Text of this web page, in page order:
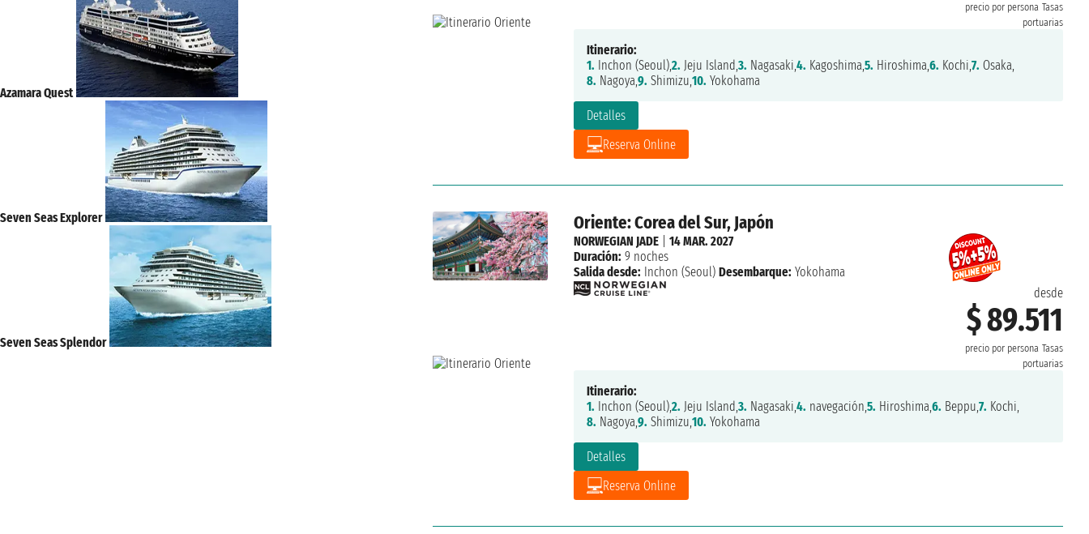
precio por persona Tasas
portuarias
Detalles
Reserva Online
Itinerario:
1. Inchon (Seoul),2. Jeju Island,3. Nagasaki,4. Kagoshima,5. Hiroshima,6. Kochi,7. Osaka,
8. Nagoya,9. Shimizu,10. Yokohama
Oriente: Corea del Sur, Japón
desde
$ 89.511
precio por persona Tasas
portuarias
Detalles
Reserva Online
NORWEGIAN JADE| 14 MAR. 2027
Duración: 9 noches
Salida desde: Inchon (Seoul) Desembarque: Yokohama
Itinerario:
1. Inchon (Seoul),2. Jeju Island,3. Nagasaki,4. navegación,5. Hiroshima,6. Beppu,7. Kochi,
8. Nagoya,9. Shimizu,10. Yokohama
Azamara Quest
Seven Seas Explorer
Seven Seas Splendor